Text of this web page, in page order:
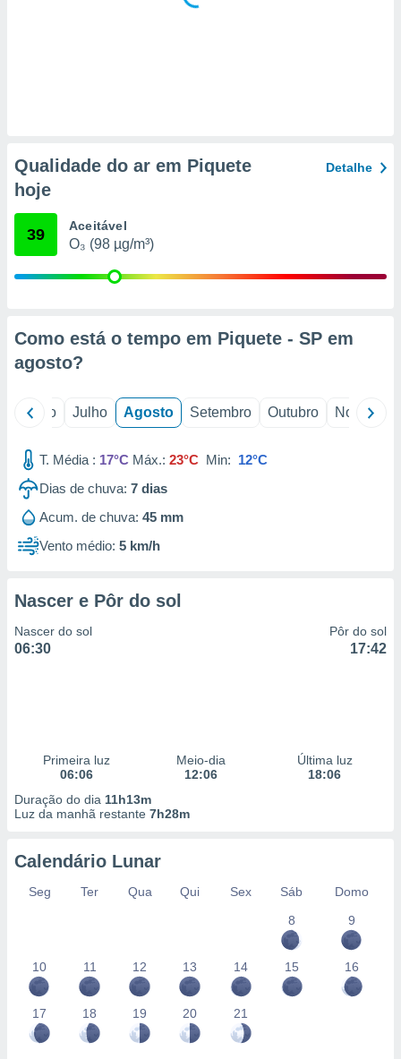
medir
da
medir o
dos
de
fontes,
dados
através
estudos
de
Qualidade do ar em Piquete
hoje
Detalhe
39 Aceitável
O₃ (98 µg/m³)
Como está o tempo em Piquete - SP em
agosto?
Junho Julho Agosto Setembro Outubro Novembro
T. Média : 17°C Máx.: 23°C Min: 12°C
Dias de chuva: 7 dias
Acum. de chuva: 45 mm
Vento médio: 5 km/h
Nascer e Pôr do sol
Nascer do sol
06:30
Pôr do sol
17:42
Primeira luz
06:06
Meio-dia
12:06
Última luz
18:06
Duração do dia 11h13m
Luz da manhã restante 7h28m
Calendário Lunar
Seg Ter Qua Qui Sex Sáb
Domo
8
9
10 11 12 13 14 15 16
17 18 19 20 21